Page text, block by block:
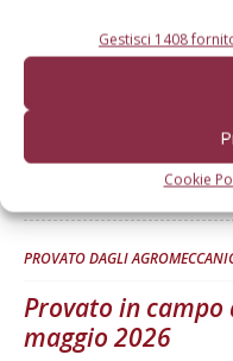
Gestisci 1408
Cookie
PROVATO DAGLI AGROMECCANICI
Erpice a dischi
rullo-cutter Rol-Ex
Verifica effettuata su una
PROVATO DAGLI
Provato in campo
maggio 2026